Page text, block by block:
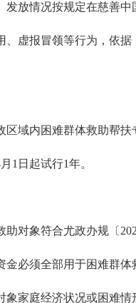
情况按规定在慈善中
报冒领等行为，依据
内困难群体救助帮扶
日起试行1年。
象符合尤政办规〔
须全部用于困难群体
庭经济状况或困难情